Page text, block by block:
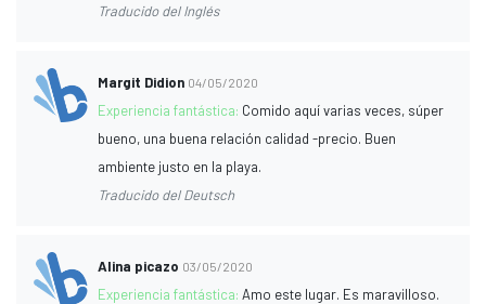
Traducido del Inglés
Margit Didion 04/05/2020
Experiencia fantástica: Comido aquí varias veces, súper
bueno, una buena relación calidad -precio. Buen
ambiente justo en la playa.
Traducido del Deutsch
Alina picazo 03/05/2020
Experiencia fantástica:Amo este lugar. Es maravilloso.